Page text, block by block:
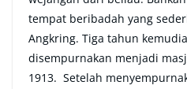
tempat beribadah yang
Angkring. Tiga tahun
disempurnakan menjadi
1913. Setelah